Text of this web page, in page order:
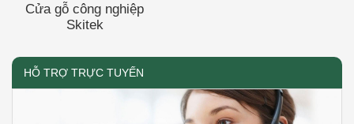
Cửa gỗ công nghiệp
Skitek
HỖ TRỢ TRỰC TUYẾN